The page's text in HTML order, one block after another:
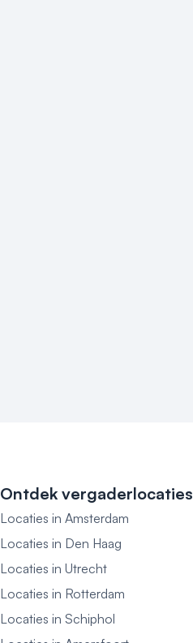
Ontdek vergaderlocaties
Locaties in Amsterdam
Locaties in Den Haag
Locaties in Utrecht
Locaties in Rotterdam
Locaties in Schiphol